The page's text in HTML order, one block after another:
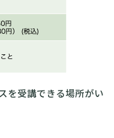
を受講できる場所がい